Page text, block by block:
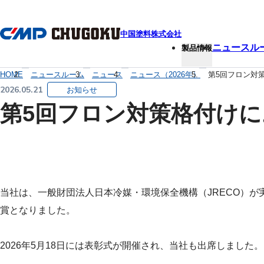
中国塗料株式会社
製品情報ニュースル
HOME ニュースルーム ニュース ニュース（2026年） 第5回フロン対
2026.05.21 お知らせ
第5回フロン対策格付け
当社は、一般財団法人日本冷媒・環境保全機構（JRECO）
賞となりました。
2026年5月18日には表彰式が開催され、当社も出席しました。